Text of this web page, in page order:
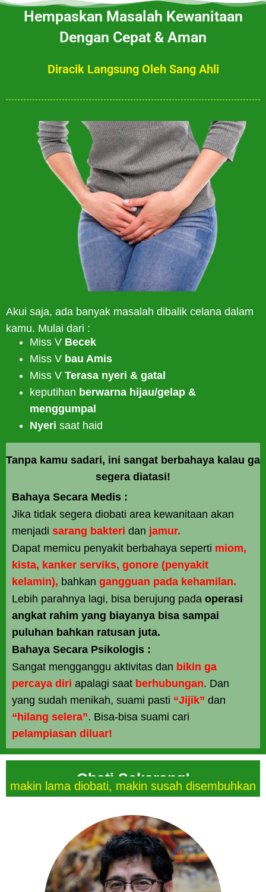
Hempaskan Masalah Kewanitaan
Dengan Cepat & Aman
Diracik Langsung Oleh Sang Ahli
Akui saja, ada banyak masalah dibalik celana dalam
kamu. Mulai dari :
Miss V Becek
Miss V bau Amis
Miss V Terasa nyeri & gatal
keputihan berwarna hijau/gelap &
menggumpal
Nyeri saat haid
Tanpa kamu sadari, ini sangat berbahaya kalau ga
segera diatasi!
Bahaya Secara Medis :
Jika tidak segera diobati area kewanitaan akan
menjadi sarang bakteri dan jamur.
Dapat memicu penyakit berbahaya seperti miom,
kista, kanker serviks, gonore (penyakit
kelamin), bahkan gangguan pada kehamilan.
Lebih parahnya lagi, bisa berujung pada operasi
angkat rahim yang biayanya bisa sampai
puluhan bahkan ratusan juta.
Bahaya Secara Psikologis :
Sangat mengganggu aktivitas dan bikin ga
percaya diri apalagi saat berhubungan. Dan
yang sudah menikah, suami pasti “Jijik” dan
“hilang selera”. Bisa-bisa suami cari
pelampiasan diluar!
Obati Sekarang!
makin lama diobati, makin susah disembuhkan